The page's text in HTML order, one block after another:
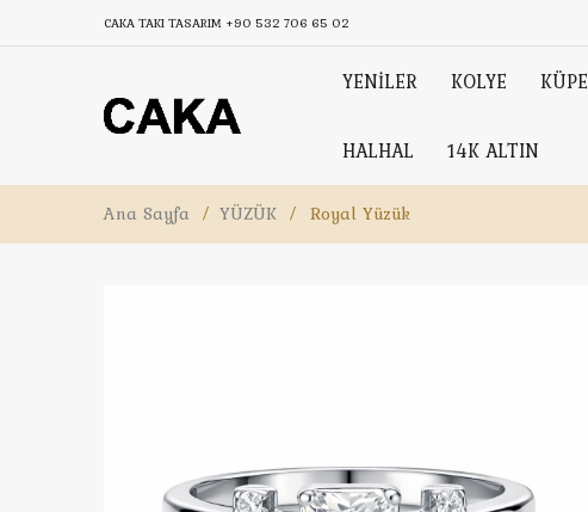
CAKA TAKI TASARIM +90 532 706 65 02
YENİLER KOLYE KÜPE
HALHAL 14K ALTIN
Ana Sayfa / YÜZÜK / Royal Yüzük